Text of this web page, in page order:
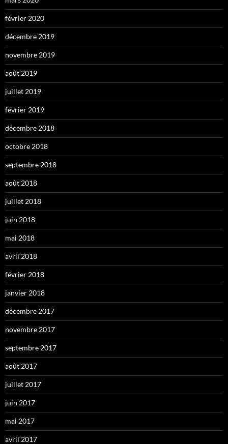
février 2020
décembre 2019
novembre 2019
août 2019
juillet 2019
février 2019
décembre 2018
octobre 2018
septembre 2018
août 2018
juillet 2018
juin 2018
mai 2018
avril 2018
février 2018
janvier 2018
décembre 2017
novembre 2017
septembre 2017
août 2017
juillet 2017
juin 2017
mai 2017
avril 2017